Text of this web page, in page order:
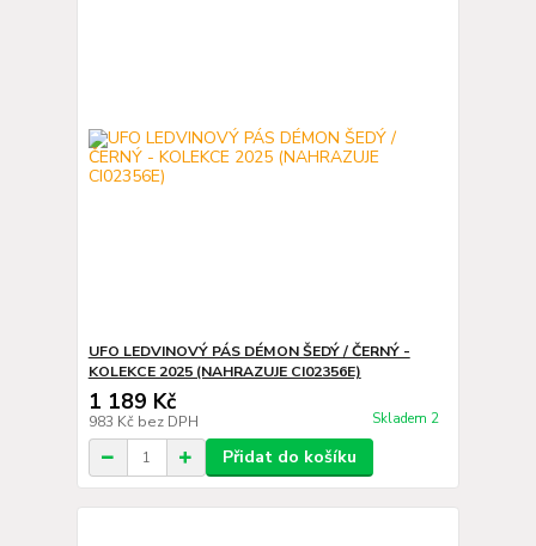
UFO LEDVINOVÝ PÁS DÉMON ŠEDÝ / ČERNÝ -
KOLEKCE 2025 (NAHRAZUJE CI02356E)
1 189 Kč
983 Kč bez DPH Skladem 2
Přidat do košíku